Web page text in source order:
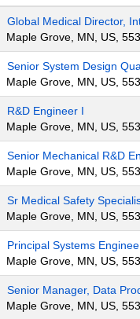
Global Medical Director,
Maple Grove, MN, US,
Senior System Design
Maple Grove, MN, US,
R&D Engineer I
Maple Grove, MN, US,
Senior Mechanical R&D
Maple Grove, MN, US,
Sr Medical Safety
Maple Grove, MN, US,
Principal Systems
Maple Grove, MN, US,
Senior Manager, Data
Maple Grove, MN, US,